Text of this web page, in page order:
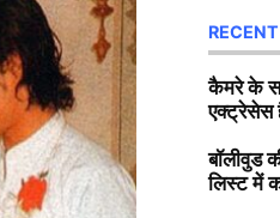
कैमरे के
एक्ट्रेसेस
बॉलीवुड
लिस्ट में